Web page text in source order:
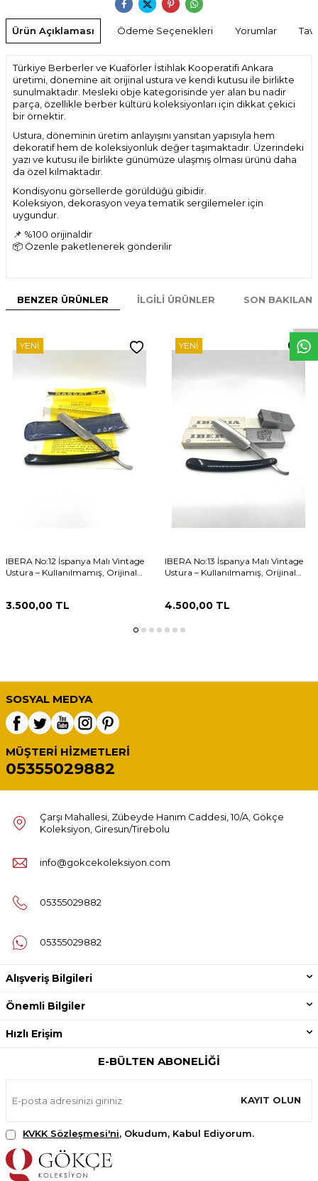
W
h
t
s
p
p
D
e
s
e
H
a
t
t
Ürün Açıklaması Ödeme Seçenekleri Yorumlar
Türkiye Berberler ve Kuaförler İstihlak Kooperatifi Ankara
üretimi, dönemine ait orijinal ustura ve kendi kutusu ile birlikte
sunulmaktadır. Mesleki obje kategorisinde yer alan bu nadir
parça, özellikle berber kültürü koleksiyonları için dikkat çekici
bir örnektir.
Ustura, döneminin üretim anlayışını yansıtan yapısıyla hem
dekoratif hem de koleksiyonluk değer taşımaktadır. Üzerindeki
yazı ve kutusu ile birlikte günümüze ulaşmış olması ürünü daha
da özel kılmaktadır.
Kondisyonu görsellerde görüldüğü gibidir.
Koleksiyon, dekorasyon veya tematik sergilemeler için
uygundur.
📌 %100 orijinaldir
📦 Özenle paketlenerek gönderilir
BENZER ÜRÜNLER İLGILI ÜRÜNLER SON
YENI
IBERA No:12 İspanya Malı Vintage
Ustura – Kullanılmamış, Orijinal
3.500,00 TL
YENI
IBERA No:13 İspanya Malı Vintage
Ustura – Kullanılmamış, Orijinal
4.500,00TL
SOSYAL MEDYA
MÜŞTERI HIZMETLERI
05355029882
Çarşı Mahallesi, Zübeyde Hanım Caddesi, 10/A, Gökçe
Koleksiyon, Giresun/Tirebolu
info@gokcekoleksiyon.com
05355029882
05355029882
Alışveriş Bilgileri
Önemli Bilgiler
Hızlı Erişim
E-BÜLTEN ABONELIĞI
KAYIT OLUN
KVKK Sözleşmesi'ni, Okudum, Kabul Ediyorum.